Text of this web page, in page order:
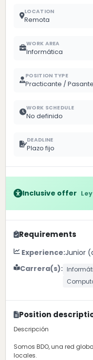
LOCATION
Remota
WORK AREA
Informática
POSITION TYPE
Practicante / Pasante
WORK SCHEDULE
No definido
DEADLINE
Plazo fijo
Inclusive offer Ley
Requirements
Experience:Junior
Carrera(s):
Position
Descripción
Somos BDO, una red
locales.